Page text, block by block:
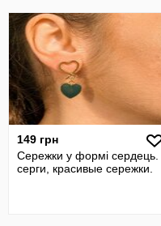
149 грн
Сережки у формі сердець.
серги, красивые сережки.